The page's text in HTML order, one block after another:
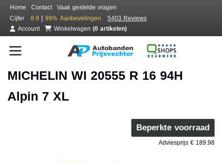
Home Contact
Vaak gestelde vragen
Cijfer
8.9 | 99% Aanbevelingen
5403 Reviews
Account
Winkelwagen (0 artikelen)
MICHELIN WI 20555 R 16 94H
Alpin 7 XL
Beperkte voorraad
Adviesprijs € 189.98